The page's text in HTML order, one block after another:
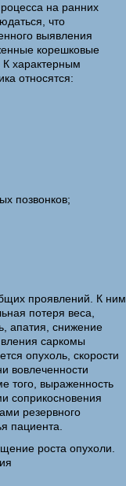
на ранних
что
выявления
корешковые
характерным
относятся:
позвонков;
проявлений. К ним
потеря веса,
апатия, снижение
саркомы
опухоль, скорости
вовлеченности
того, выраженность
соприкосновения
резервного
пациента.
роста опухоли.